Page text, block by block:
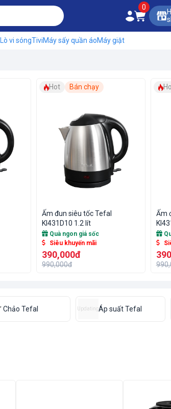
0
Lò vi sóngTiviMáy sấy quần áoMáy giặt
Hot Bán chạy
Ấm đun siêu tốc Tefal
KI431D10 1.2 lít
Quà ngon giá sốc
Siêu khuyến mãi
390,000đ
990,000đ
Ấm
Chảo Tefal UpdatingÁp suất Tefal